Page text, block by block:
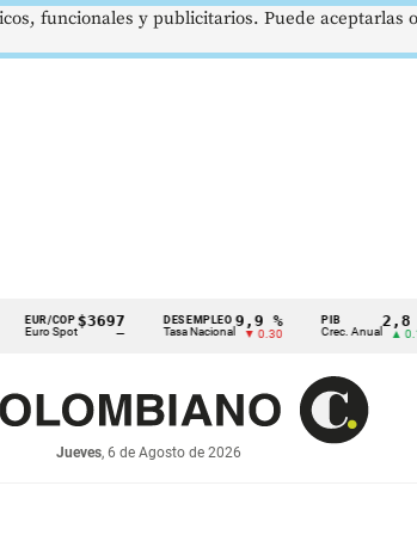
$3697
—
DESEMPLEO
Tasa Nacional
9,9 %
▼ 0.30
PIB
Crec. Anual
2,8 %
▲ 0.10
Jueves, 6 de Agosto de 2026
funcionales y publicitarios. Puede aceptarlas